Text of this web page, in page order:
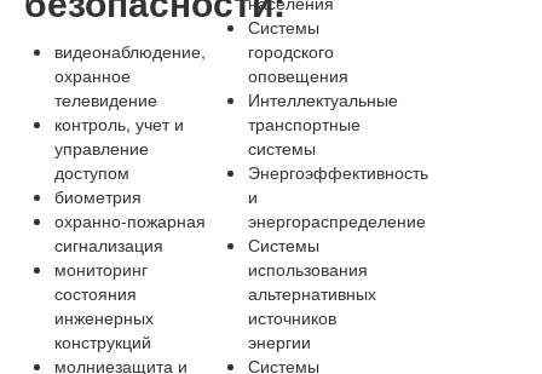
видеонаблюдение,
охранное
телевидение
контроль, учет и
управление
доступом
биометрия
охранно-пожарная
сигнализация
мониторинг
состояния
инженерных
конструкций
молниезащита и
Системы
городского
оповещения
Интеллектуальные
транспортные
системы
Энергоэффективность
и
энергораспределение
Системы
использования
альтернативных
источников
энергии
Системы